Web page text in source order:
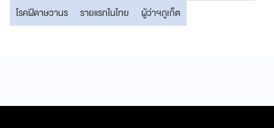
โรคฝีดาษวานร
รายแรกในไทย ผู้ว่าฯภูเก็ต